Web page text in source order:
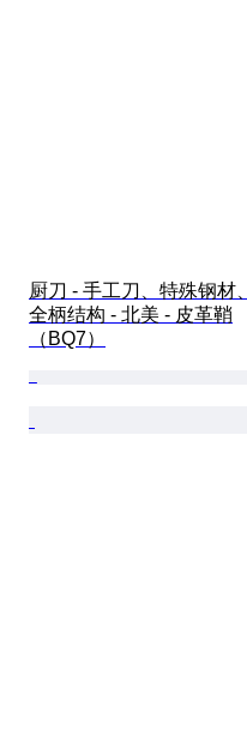
厨刀 - 手工刀、特殊钢材、
全柄结构 - 北美 - 皮革鞘
（BQ7）